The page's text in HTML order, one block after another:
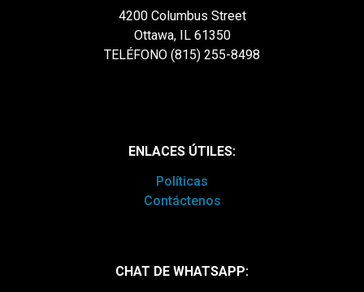
4200 Columbus Street
Ottawa, IL 61350
TELÉFONO (815) 255-8498
ENLACES ÚTILES:
Políticas
Contáctenos
CHAT DE WHATSAPP: